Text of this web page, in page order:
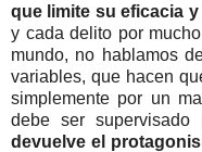
que limite su eficacia
y cada delito por
mundo, no hablamos
variables, que hacen
simplemente por un
debe ser
devuelve el